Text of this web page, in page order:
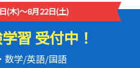
(木)～8月22日(土)
習 受付中！
数学/英語/国語